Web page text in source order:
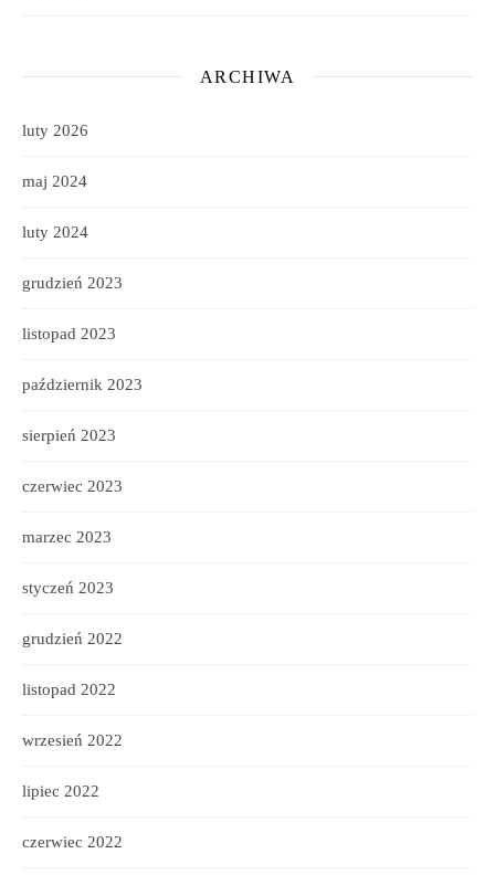
ARCHIWA
luty 2026
maj 2024
luty 2024
grudzień 2023
listopad 2023
październik 2023
sierpień 2023
czerwiec 2023
marzec 2023
styczeń 2023
grudzień 2022
listopad 2022
wrzesień 2022
lipiec 2022
czerwiec 2022